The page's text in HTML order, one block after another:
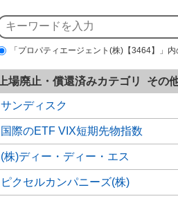
「プロパティエージェント(株)【3464】」
上場廃止・償還済みカテゴリ その
サンディスク
国際のETF VIX短期先物指数
(株)ディー・ディー・エス
ピクセルカンパニーズ(株)